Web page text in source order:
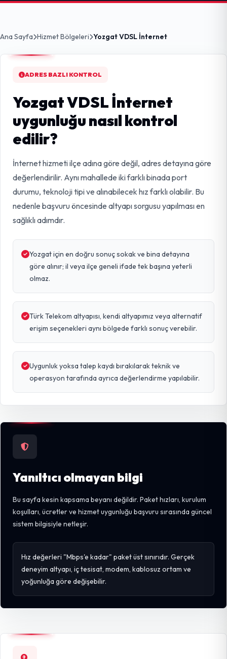
Ana Sayfa Hizmet Bölgeleri Yozgat VDSL İnternet
ADRES BAZLI KONTROL
Yozgat VDSL İnternet
uygunluğu nasıl kontrol
edilir?
İnternet hizmeti ilçe adına göre değil, adres detayına göre
değerlendirilir. Aynı mahallede iki farklı binada port
durumu, teknoloji tipi ve alınabilecek hız farklı olabilir. Bu
nedenle başvuru öncesinde altyapı sorgusu yapılması en
sağlıklı adımdır.
Yozgat için en doğru sonuç sokak ve bina detayına
göre alınır; il veya ilçe geneli ifade tek başına yeterli
olmaz.
Türk Telekom altyapısı, kendi altyapımız veya alternatif
erişim seçenekleri aynı bölgede farklı sonuç verebilir.
Uygunluk yoksa talep kaydı bırakılarak teknik ve
operasyon tarafında ayrıca değerlendirme yapılabilir.
Yanıltıcı olmayan bilgi
Bu sayfa kesin kapsama beyanı değildir. Paket hızları, kurulum
koşulları, ücretler ve hizmet uygunluğu başvuru sırasında güncel
sistem bilgisiyle netleşir.
Hız değerleri "Mbps'e kadar" paket üst sınırıdır. Gerçek
deneyim altyapı, iç tesisat, modem, kablosuz ortam ve
yoğunluğa göre değişebilir.